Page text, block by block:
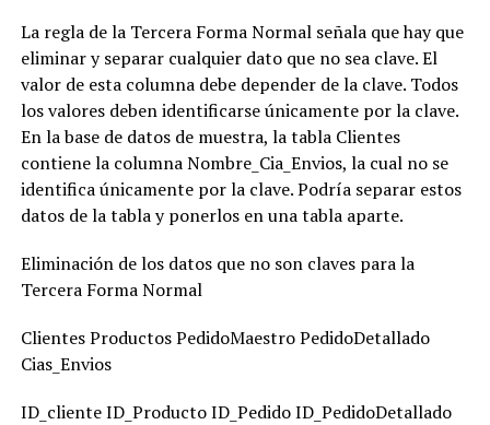
La regla de la Tercera Forma Normal señala que hay que
eliminar y separar cualquier dato que no sea clave. El
valor de esta columna debe depender de la clave. Todos
los valores deben identificarse únicamente por la clave.
En la base de datos de muestra, la tabla Clientes
contiene la columna Nombre_Cia_Envios, la cual no se
identifica únicamente por la clave. Podría separar estos
datos de la tabla y ponerlos en una tabla aparte.
Eliminación de los datos que no son claves para la
Tercera Forma Normal
Clientes Productos PedidoMaestro PedidoDetallado
Cias_Envios
ID_cliente ID_Producto ID_Pedido ID_PedidoDetallado